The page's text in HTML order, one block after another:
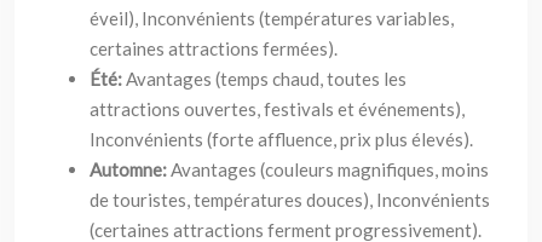
éveil), Inconvénients (températures variables,
certaines attractions fermées).
Été:Avantages (temps chaud, toutes les
attractions ouvertes, festivals et événements),
Inconvénients (forte affluence, prix plus élevés).
Automne:Avantages (couleurs magnifiques, moins
de touristes, températures douces), Inconvénients
(certaines attractions ferment progressivement).